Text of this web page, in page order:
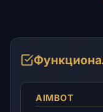
AIMBOT